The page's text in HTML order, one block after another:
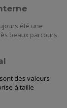
été une
beaux parcours
des valeurs
à taille